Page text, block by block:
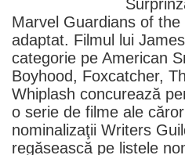
Marvel Guardians of the
adaptat. Filmul lui
categorie pe American
Boyhood, Foxcatcher,
Whiplash concurează
o serie de filme ale
nominalizaţii Writers
regăsească pe listele